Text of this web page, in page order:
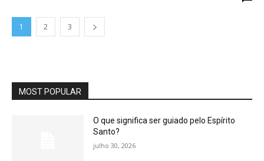
1 2 3
MOST POPULAR
O que significa ser guiado pelo Espírito
Santo?
julho 30, 2026